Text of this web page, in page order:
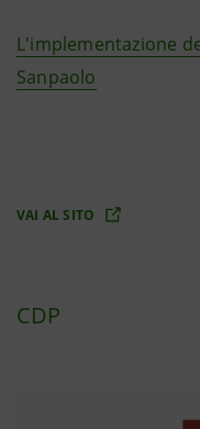
L'implementazione
Sanpaolo
VAI AL SITO
CDP